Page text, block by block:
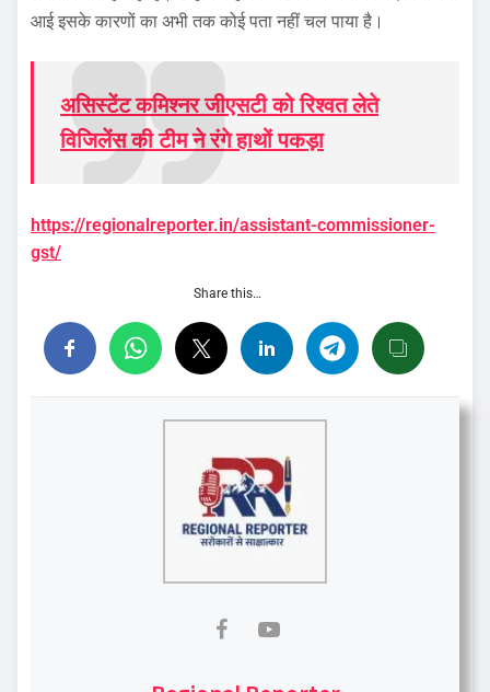
आई इसके कारणों का अभी तक कोई पता नहीं चल पाया है।
असिस्टेंट कमिश्नर जीएसटी को रिश्वत लेते
विजिलेंस की टीम ने रंगे हाथों पकड़ा
https://regionalreporter.in/assistant-commissioner-
gst/
Share this…